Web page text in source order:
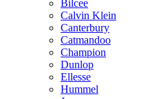
Bilcee
Calvin Klein
Canterbury
Catmandoo
Champion
Dunlop
Ellesse
Hummel